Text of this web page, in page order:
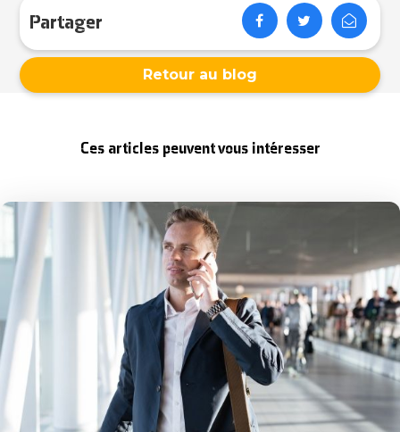
Partager
Retour au blog
Ces articles peuvent vous intéresser